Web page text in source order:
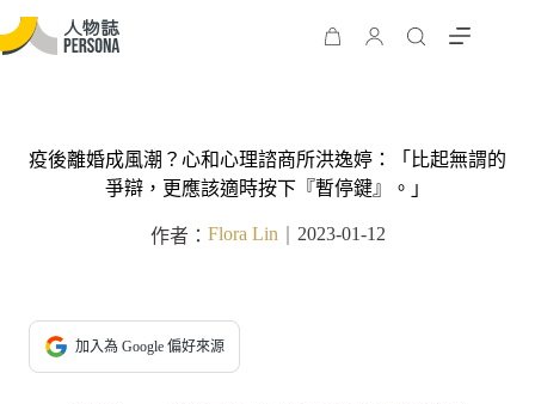
疫後離婚成風潮？心和心理諮商所洪逸婷：「比起無謂的
爭辯，更應該適時按下『暫停鍵』。」
作者： Flora Lin｜ 2023-01-12
加入為 Google 偏好來源